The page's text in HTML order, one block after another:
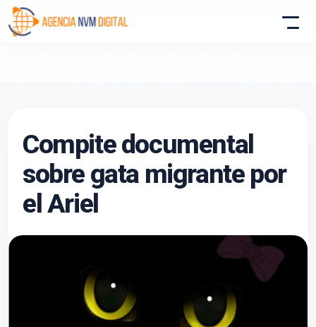
Compite documental
sobre gata migrante por
el Ariel
Atencion al Cliente
Asistente conectado